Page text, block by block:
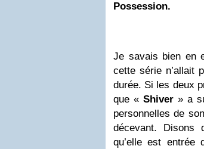
Possession.
Je savais bien en
cette série n’allait
durée. Si les deux
que « Shiver» a
personnelles de
décevant. Disons
qu’elle est entrée